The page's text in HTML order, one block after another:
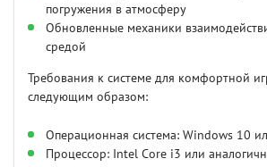
погружения в атмосферу
Обновленные механики
средой
Требования к системе для комфортной
следующим образом:
Операционная система: Windows 10
Процессор: Intel Core i3 или